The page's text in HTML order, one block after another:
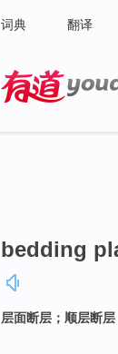
词典 翻译
bedding
层面断层；顺层断层